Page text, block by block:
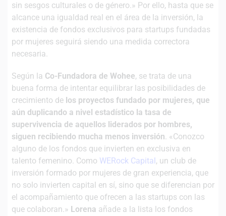
sin sesgos culturales o de género.» Por ello, hasta que se
alcance una igualdad real en el área de la inversión, la
existencia de fondos exclusivos para startups fundadas
por mujeres seguirá siendo una medida correctora
necesaria.
Según la Co-Fundadora de Wohee, se trata de una
buena forma de intentar equilibrar las posibilidades de
crecimiento de los proyectos fundado por mujeres, que
aún duplicando a nivel estadístico la tasa de
supervivencia de aquellos liderados por hombres,
siguen recibiendo mucha menos inversión. «Conozco
alguno de los fondos que invierten en exclusiva en
talento femenino. Como WERock Capital, un club de
inversión formado por mujeres de gran experiencia, que
no solo invierten capital en sí, sino que se diferencian por
el acompañamiento que ofrecen a las startups con las
que colaboran.» Lorena añade a la lista los fondos